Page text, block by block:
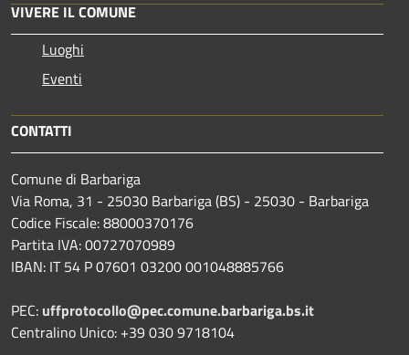
VIVERE IL COMUNE
Luoghi
Eventi
CONTATTI
Comune di Barbariga
Via Roma, 31 - 25030 Barbariga (BS) - 25030 - Barbariga
Codice Fiscale: 88000370176
Partita IVA: 00727070989
IBAN: IT 54 P 07601 03200 001048885766
PEC: uffprotocollo@pec.comune.barbariga.bs.it
Centralino Unico: +39 030 9718104